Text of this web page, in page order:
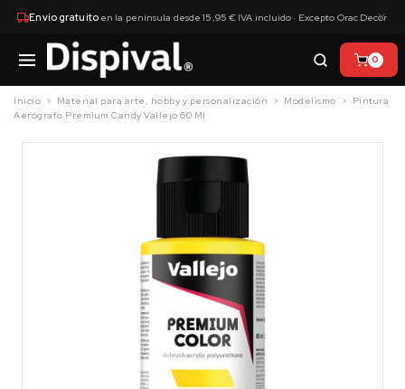
Envío gratuitoen la península desde 15,95 € IVA incluido · Excepto Orac Decor
×
0
Inicio Material para arte, hobby y personalización Modelismo
Pintura
Aerógrafo Premium Candy Vallejo 60 Ml